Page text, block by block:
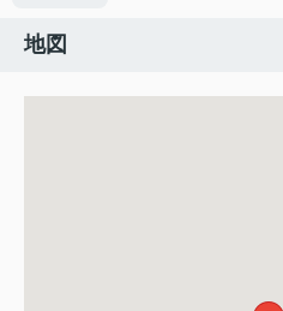
地図